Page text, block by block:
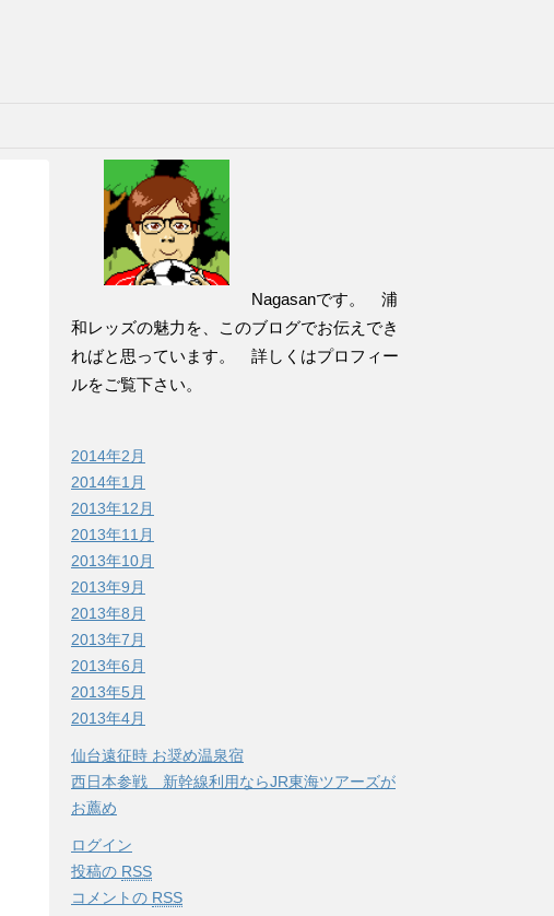
Nagasanです。 浦
和レッズの魅力を、このブログでお伝えでき
ればと思っています。 詳しくはプロフィー
ルをご覧下さい。
2014年2月
2014年1月
2013年12月
2013年11月
2013年10月
2013年9月
2013年8月
2013年7月
2013年6月
2013年5月
2013年4月
仙台遠征時 お奨め温泉宿
西日本参戦 新幹線利用ならJR東海ツアーズが
お薦め
ログイン
投稿の RSS
コメントの RSS